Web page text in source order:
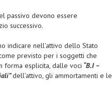
passivo devono essere
successivo.
indicare nell’attivo dello Stato
previsto per i soggetti che
forma esplicita, dalle voci “B.I –
dell’attivo, gli ammortamenti e le